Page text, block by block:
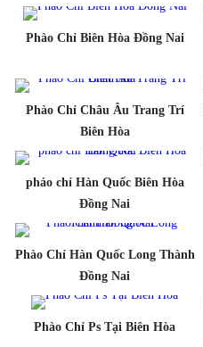
Phào Chỉ Biên Hòa Đồng Nai
Phào Chỉ Châu Âu Trang Trí
Biên Hòa
pháo chỉ Hàn Quốc Biên Hòa
Đồng Nai
Phào Chỉ Hàn Quốc Long Thành
Đồng Nai
Phào Chỉ Ps Tại Biên Hòa